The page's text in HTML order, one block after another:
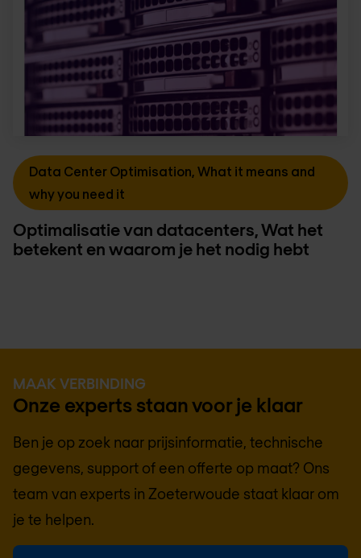
Data Center Optimisation, What it means and
why you need it
Optimalisatie van datacenters, Wat het
betekent en waarom je het nodig hebt
MAAK VERBINDING
Onze experts staan voor je klaar
Ben je op zoek naar prijsinformatie, technische
gegevens, support of een offerte op maat? Ons
team van experts in Zoeterwoude staat klaar om
je te helpen.